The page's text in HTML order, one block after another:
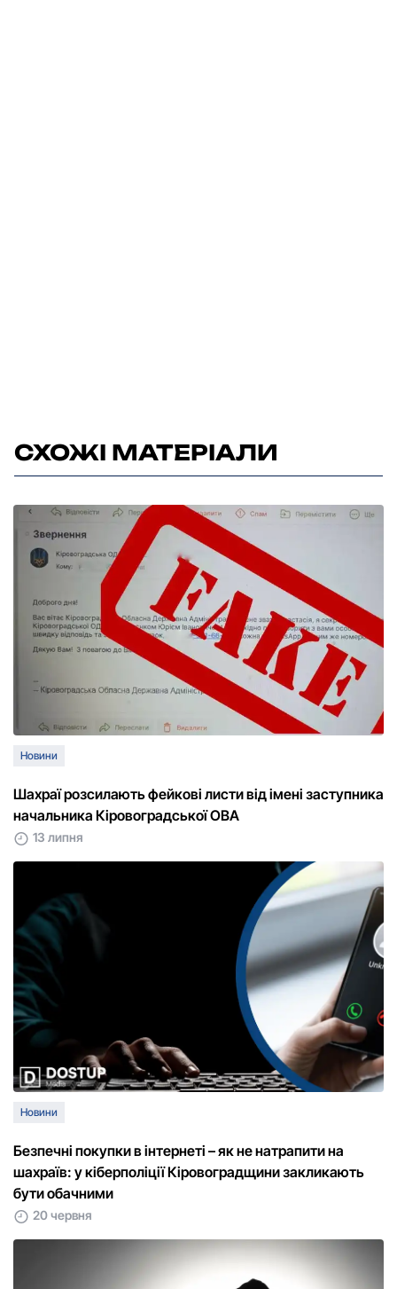
СХОЖІ МАТЕРІАЛИ
Новини
Шахраї розсилають фейкові листи від імені заступника
начальника Кіровоградської ОВА
13 липня
Новини
Безпечні покупки в інтернеті – як не натрапити на
шахраїв: у кіберполіції Кіровоградщини закликають
бути обачними
20 червня